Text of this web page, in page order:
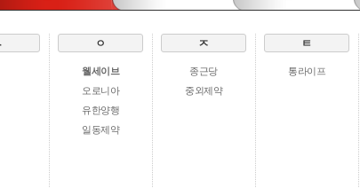
ㅇ
웰세이브
오로니아
유한양행
일동제약
ㅈ
종근당
중외제약
ㅌ
통라이프